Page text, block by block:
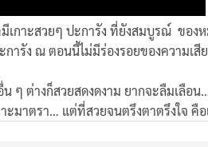
กาะสวยๆ ปะการัง ที่ยังสมบูรณ์ ของ
รัง ณ ตอนนี้ไม่มีร่องรอยของความเสี
ๆ ต่างก็สวยสดงดงาม ยากจะลืมเลือ
มาตรา… แต่ที่สวยจนตรึงตาตรึงใจ คือ